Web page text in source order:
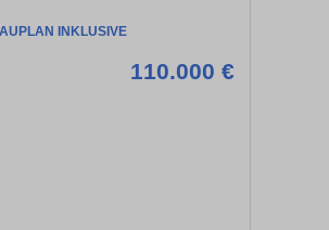
INKLUSIVE
110.000 €